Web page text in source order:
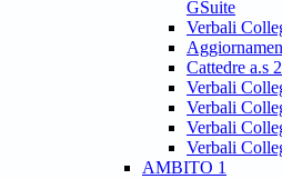
GSuite
Verbali
Cattedre a.s
Verbali
Verbali
Verbali
Verbali
AMBITO 1